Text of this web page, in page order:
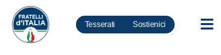
Tesserati Sostienici